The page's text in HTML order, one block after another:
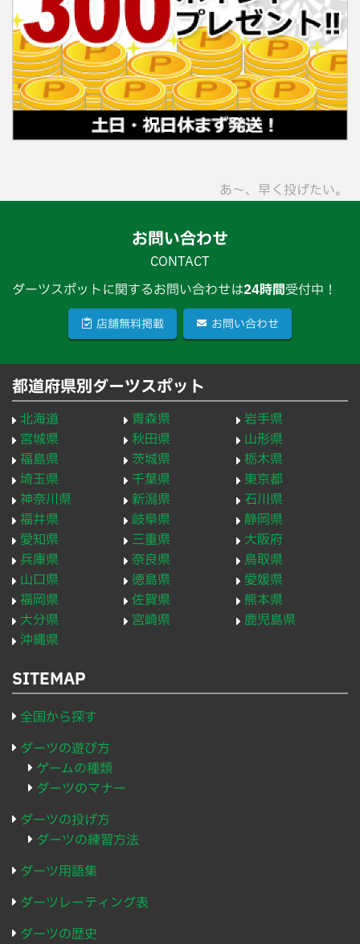
あ〜、早く投げたい。
お問い合わせ
CONTACT
ダーツスポットに関するお問い合わせは24時間受付中！
店舗無料掲載 お問い合わせ
都道府県別ダーツスポット
北海道 青森県
岩手県
宮城県
秋田県
山形県
福島県
茨城県
栃木県
埼玉県
千葉県
東京都
神奈川県
新潟県
石川県
福井県
岐阜県
静岡県
愛知県
三重県
大阪府
兵庫県
奈良県
鳥取県
山口県
徳島県
愛媛県
福岡県
佐賀県
熊本県
大分県
宮崎県
鹿児島県
沖縄県
SITEMAP
全国から探す
ダーツの遊び方
ゲームの種類
ダーツのマナー
ダーツの投げ方
ダーツの練習方法
ダーツ用語集
ダーツレーティング表
ダーツの歴史